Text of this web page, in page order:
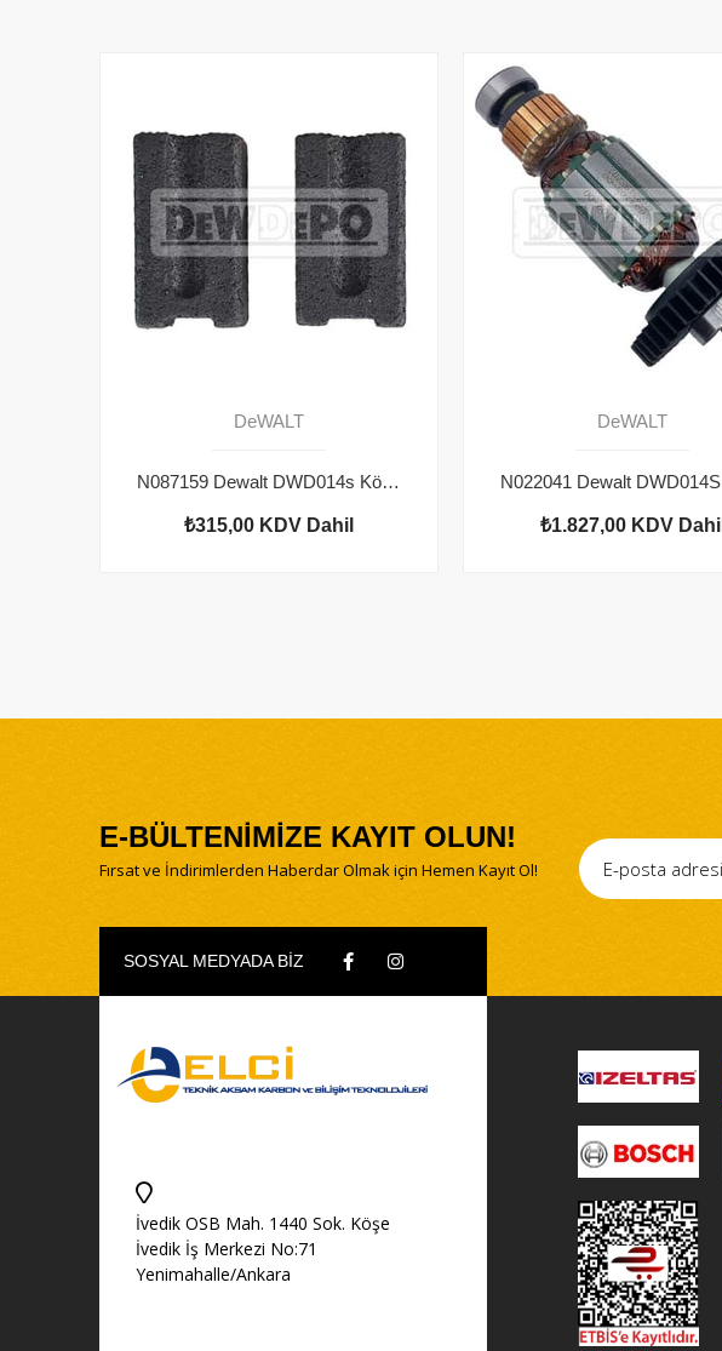
DeWALT
N087159 Dewalt DWD014s Kömür Çifti
₺315,00 KDV Dahil
DeWALT
₺1.827,00 KDV Dahil
E-BÜLTENİMİZE KAYIT OLUN!
Fırsat ve İndirimlerden Haberdar Olmak için Hemen Kayıt Ol!
SOSYAL MEDYADA BİZ
İvedik OSB Mah. 1440 Sok. Köşe
İvedik İş Merkezi No:71
Yenimahalle/Ankara